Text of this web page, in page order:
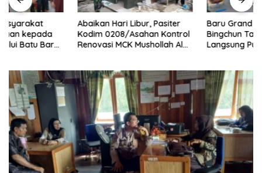
Abaikan Hari Libur, Pasiter
Kodim 0208/Asahan Kontrol
Renovasi MCK Mushollah Al
‎Baru Grand Opening,
Bingchun Tanjung Morawa
Langsung Punya 5 Franchise